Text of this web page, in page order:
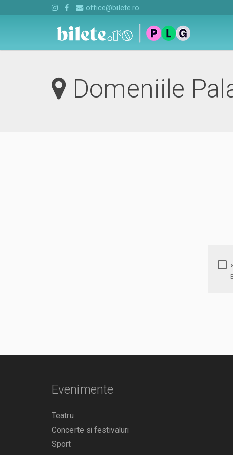
office@bilete.ro
Domeniile
Evenimente
Teatru
Concerte si festivaluri
Sport